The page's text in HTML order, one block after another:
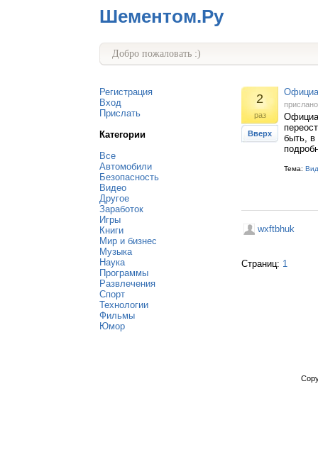
Шементом.Ру
Добро пожаловать :)
Регистрация
Вход
Прислать
Категории
Все
Автомобили
Безопасность
Видео
Другое
Заработок
Игры
Книги
Мир и бизнес
Музыка
Наука
Программы
Развлечения
Спорт
Технологии
Фильмы
Юмор
2
раз
Вверх
быть, в
Тема:
wxftbhuk
Страниц: 1